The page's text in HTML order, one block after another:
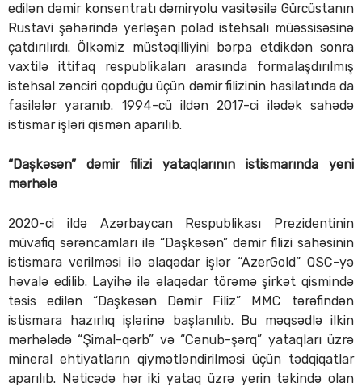
edilən dəmir konsentratı dəmiryolu vasitəsilə Gürcüstanın
Rustavi şəhərində yerləşən polad istehsalı müəssisəsinə
çatdırılırdı. Ölkəmiz müstəqilliyini bərpa etdikdən sonra
vaxtilə ittifaq respublikaları arasında formalaşdırılmış
istehsal zənciri qopduğu üçün dəmir filizinin hasilatında da
fasilələr yaranıb. 1994-cü ildən 2017-ci ilədək sahədə
istismar işləri qismən aparılıb.
“Daşkəsən” dəmir filizi yataqlarının istismarında yeni
mərhələ
2020-ci ildə Azərbaycan Respublikası Prezidentinin
müvafiq sərəncamları ilə “Daşkəsən” dəmir filizi sahəsinin
istismara verilməsi ilə əlaqədar işlər “AzerGold” QSC-yə
həvalə edilib. Layihə ilə əlaqədar törəmə şirkət qismində
təsis edilən “Daşkəsən Dəmir Filiz” MMC tərəfindən
istismara hazırlıq işlərinə başlanılıb. Bu məqsədlə ilkin
mərhələdə “Şimal-qərb” və “Cənub-şərq” yataqları üzrə
mineral ehtiyatların qiymətləndirilməsi üçün tədqiqatlar
aparılıb. Nəticədə hər iki yataq üzrə yerin təkində olan